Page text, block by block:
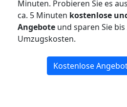
Minuten. Probieren Sie es
ca. 5 Minuten kostenlose
Angebote und sparen Sie
Umzugskosten.
Kostenlose